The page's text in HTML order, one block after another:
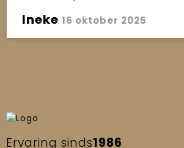
Ineke 16 oktober 2025
Ervaring sinds1986